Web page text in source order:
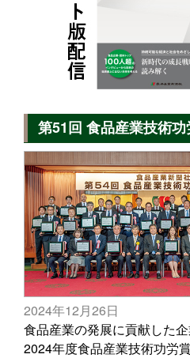
第51回 食品産業技術功
2024年12月26日
食品産業の発展に貢献した企
2024年度食品産業技術功労